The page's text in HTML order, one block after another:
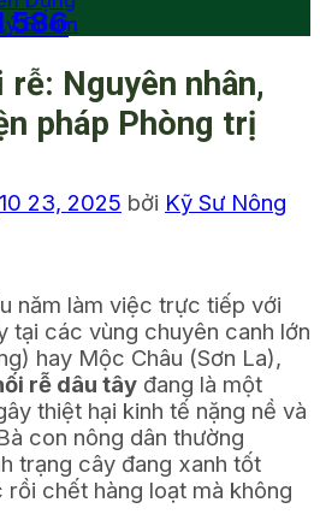
586
Ecom
Nguyên nhân,
pháp Phòng trị
23, 2025 bởi Kỹ Sư Nông
năm làm việc trực tiếp với
tại các vùng chuyên canh lớn
hay Mộc Châu (Sơn La),
rễ dâu tây đang là một
thiệt hại kinh tế nặng nề và
con nông dân thường
trạng cây đang xanh tốt
chết hàng loạt mà không